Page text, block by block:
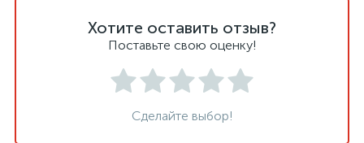
Хотите оставить отзыв?
Поставьте свою оценку!
Сделайте выбор!